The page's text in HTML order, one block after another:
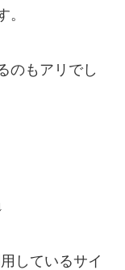
。
のもアリでし
しているサイ